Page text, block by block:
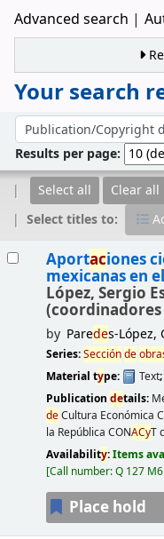
Advanced search
Your search
Sort by:
Results per page:
Select all
Clear all
Select titles to:
Aportaciones
mexicanas en
López, Sergio
by Paredes-López,
Series:Secciónde
Material type: Text
Publication details:
deCultura Económica
la República CONACyT
Availability:Items
Call number:Q 127
Place hold